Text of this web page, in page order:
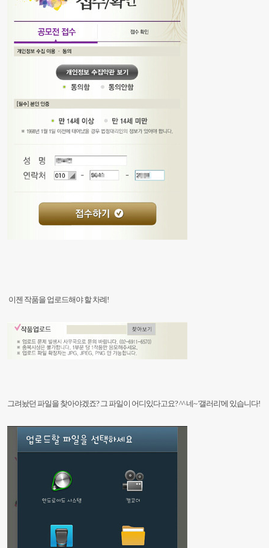
이젠 작품을 업로드해야 할 차례!
그려놨던 파일을 찾아야겠죠? 그 파일이 어디있다고요? ^^ 네~ '갤러리'에 있습니다!